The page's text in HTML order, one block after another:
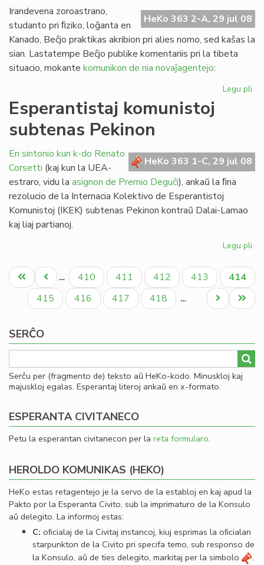
de
HeKo 363 2-A, 29 jul 08
Irandevena zoroastrano,
studanto pri ﬁziko, loĝanta en
Kanado, Beĉjo praktikas akribion pri alies nomo, sed kaŝas la
sian. Lastatempe Beĉjo publike komentariis pri la tibeta
situacio, mokante komunikon de nia novaĵagentejo:
Legu pli
Esperantistaj komunistoj
subtenas Pekinon
HeKo 363 1-C, 29 jul 08
En sintonio kun k-do Renato
Corsetti (kaj kun la UEA-
estraro, vidu la asignon de Premio Deguĉi), ankaŭ la ﬁna
rezolucio de la Internacia Kolektivo de Esperantistoj
Komunistoj (IKEK) subtenas Pekinon kontraŭ Dalai-Lamao
kaj liaj partianoj.
Legu pli
Pagination
Unua
paĝo
Antaŭa
paĝo
… Paĝo
410 Paĝo
411 Paĝo
412 Paĝo
413
Aktuala
paĝo
414
Paĝo
415 Paĝo
416 Paĝo
417 Paĝo
418 …
Last
page
Next
page
SERĈO
Serĉu per (fragmento de) teksto aŭ HeKo-kodo. Minuskloj kaj
majuskloj egalas. Esperantaj literoj ankaŭ en x-formato.
ESPERANTA CIVITANECO
Petu la esperantan civitanecon per la reta formularo.
HEROLDO KOMUNIKAS (HEKO)
HeKo estas retagentejo je la servo de la establoj en kaj apud la
Pakto por la Esperanta Civito, sub la imprimaturo de la Konsulo
aŭ delegito. La informoj estas:
C: oﬁcialaj de la Civitaj instancoj, kiuj esprimas la oﬁcialan
starpunkton de la Civito pri specifa temo, sub responso de
la Konsulo, aŭ de ties delegito, markitaj per la simbolo
.